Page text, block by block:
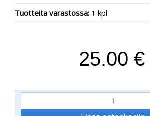
Tuotteita varastossa: 1 kpl
25.00 €